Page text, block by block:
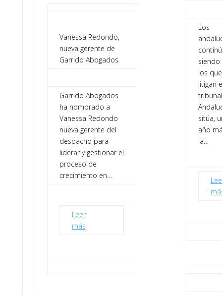
Vanessa Redondo,
nueva gerente de
Garrido Abogados
Garrido Abogados
ha nombrado a
Vanessa Redondo
nueva gerente del
despacho para
liderar y gestionar el
proceso de
crecimiento en…
Leer
más
Los
siendo
los
litigan
sitúa,
año
la…